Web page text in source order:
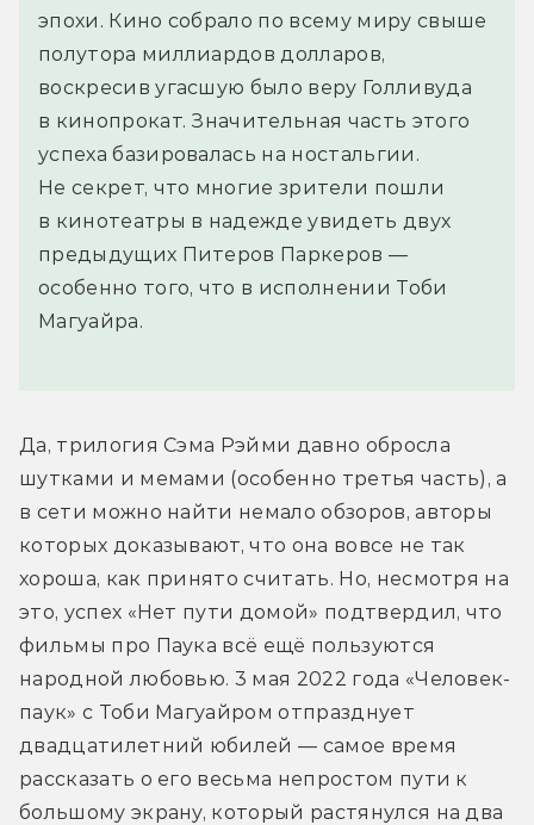
эпохи. Кино собрало по всему миру свыше
полутора миллиардов долларов,
воскресив угасшую было веру Голливуда
в кинопрокат. Значительная часть этого
успеха базировалась на ностальгии.
Не секрет, что многие зрители пошли
в кинотеатры в надежде увидеть двух
предыдущих Питеров Паркеров —
особенно того, что в исполнении Тоби
Магуайра.
Да, трилогия Сэма Рэйми давно обросла
шутками и мемами (особенно третья часть), а
в сети можно найти немало обзоров, авторы
которых доказывают, что она вовсе не так
хороша, как принято считать. Но, несмотря на
это, успех «Нет пути домой» подтвердил, что
фильмы про Паука всё ещё пользуются
народной любовью. 3 мая 2022 года «Человек-
паук» с Тоби Магуайром отпразднует
двадцатилетний юбилей — самое время
рассказать о его весьма непростом пути к
большому экрану, который растянулся на два